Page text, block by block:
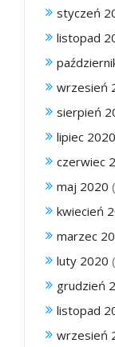
styczeń
listopad
wrzesień
sierpień
lipiec 2020
czerwiec
maj 2020
kwiecień
marzec
luty 2020
grudzień
listopad
wrzesień